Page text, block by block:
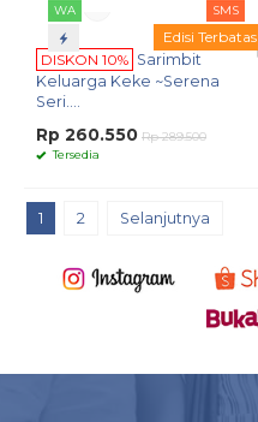
Edisi Terbatas
WA SMS
DISKON 10% Sarimbit
Keluarga Keke ~Serena
Seri....
Rp 260.550 Rp 289.500
Tersedia
1 2 Selanjutnya